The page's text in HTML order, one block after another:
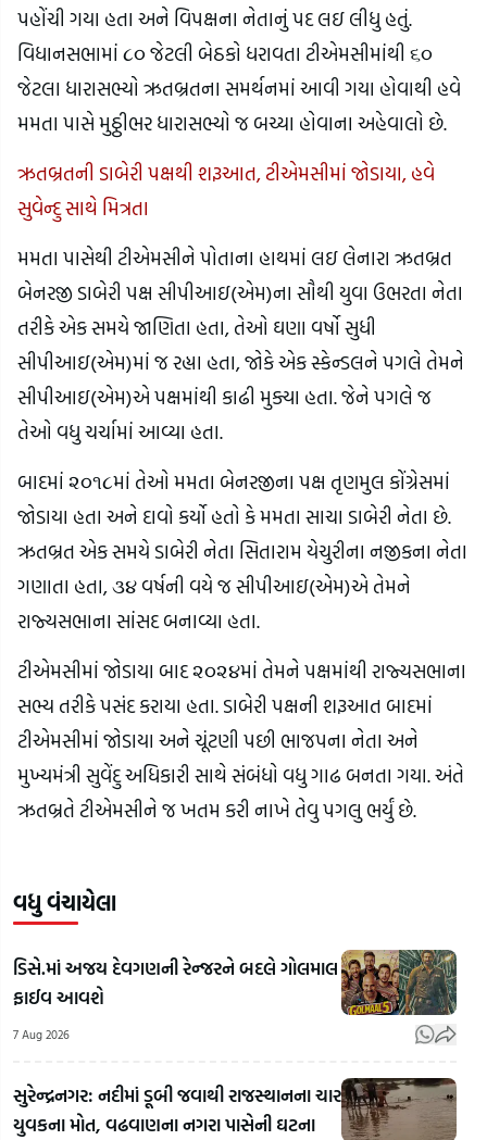
પહોંચી ગયા હતા અને વિપક્ષના નેતાનું પદ લઇ લીધુ હતું.
વિધાનસભામાં ૮૦ જેટલી બેઠકો ધરાવતા ટીએમસીમાંથી ૬૦
જેટલા ધારાસભ્યો ઋતબ્રતના સમર્થનમાં આવી ગયા હોવાથી હવે
મમતા પાસે મુઠ્ઠીભર ધારાસભ્યો જ બચ્યા હોવાના અહેવાલો છે.
ઋતબ્રતની ડાબેરી પક્ષથી શરૂઆત, ટીએમસીમાં જોડાયા, હવે
સુવેન્દુ સાથે મિત્રતા
મમતા પાસેથી ટીએમસીને પોતાના હાથમાં લઇ લેનારા ઋતબ્રત
બેનરજી ડાબેરી પક્ષ સીપીઆઇ(એમ)ના સૌથી યુવા ઉભરતા નેતા
તરીકે એક સમયે જાણિતા હતા, તેઓ ઘણા વર્ષો સુધી
સીપીઆઇ(એમ)માં જ રહ્યા હતા, જોકે એક સ્કેન્ડલને પગલે તેમને
સીપીઆઇ(એમ)એ પક્ષમાંથી કાઢી મુક્યા હતા. જેને પગલે જ
તેઓ વધુ ચર્ચામાં આવ્યા હતા.
બાદમાં ૨૦૧૮માં તેઓ મમતા બેનરજીના પક્ષ તૃણમુલ કોંગ્રેસમાં
જોડાયા હતા અને દાવો કર્યો હતો કે મમતા સાચા ડાબેરી નેતા છે.
ઋતબ્રત એક સમયે ડાબેરી નેતા સિતારામ યેચુરીના નજીકના નેતા
ગણાતા હતા, ૩૪ વર્ષની વયે જ સીપીઆઇ(એમ)એ તેમને
રાજ્યસભાના સાંસદ બનાવ્યા હતા.
ટીએમસીમાં જોડાયા બાદ ૨૦૨૪માં તેમને પક્ષમાંથી રાજ્યસભાના
સભ્ય તરીકે પસંદ કરાયા હતા. ડાબેરી પક્ષની શરૂઆત બાદમાં
ટીએમસીમાં જોડાયા અને ચૂંટણી પછી ભાજપના નેતા અને
મુખ્યમંત્રી સુવેંદુ અધિકારી સાથે સંબંધો વધુ ગાઢ બનતા ગયા. અંતે
ઋતબ્રતે ટીએમસીને જ ખતમ કરી નાખે તેવુ પગલુ ભર્યું છે.
વધુ વંચાયેલા
ડિસે.માં અજય દેવગણની રેન્જરને બદલે ગોલમાલ
ફાઈવ આવશે
7 Aug 2026
સુરેન્દ્રનગર: નદીમાં ડૂબી જવાથી રાજસ્થાનના ચાર
યુવકના મોત, વઢવાણના નગરા પાસેની ઘટના